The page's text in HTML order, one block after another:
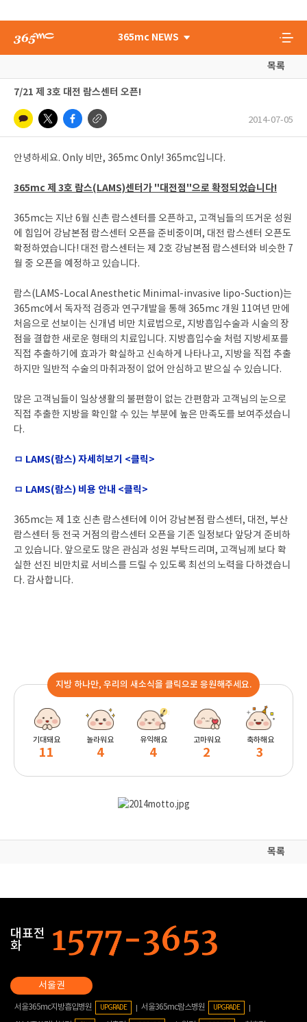
365mc NEWS
목록
7/21 제 3호 대전 람스센터 오픈!
2014-07-05
안녕하세요. Only 비만, 365mc Only! 365mc입니다.
365mc 제 3호 람스(LAMS)센터가 "대전점"으로 확정되었습니다!
365mc는 지난 6월 신촌 람스센터를 오픈하고, 고객님들의 뜨거운 성원
에 힘입어 강남본점 람스센터 오픈을 준비중이며, 대전 람스센터 오픈도
확정하였습니다! 대전 람스센터는 제 2호 강남본점 람스센터와 비슷한 7
월 중 오픈을 예정하고 있습니다.
람스(LAMS-Local Anesthetic Minimal-invasive lipo-Suction)는
365mc에서 독자적 검증과 연구개발을 통해 365mc 개원 11여년 만에
처음으로 선보이는 신개념 비만 치료법으로, 지방흡입수술과 시술의 장
점을 결합한 새로운 형태의 치료입니다. 지방흡입수술 처럼 지방세포를
직접 추출하기에 효과가 확실하고 신속하게 나타나고, 지방을 직접 추출
하지만 일반적 수술의 마취과정이 없어 안심하고 받으실 수 있습니다.
많은 고객님들이 일상생활의 불편함이 없는 간편함과 고객님의 눈으로
직접 추출한 지방을 확인할 수 있는 부분에 높은 만족도를 보여주셨습니
다.
ㅁ LAMS(람스) 자세히보기 <클릭>
ㅁ LAMS(람스) 비용 안내 <클릭>
365mc는 제 1호 신촌 람스센터에 이어 강남본점 람스센터, 대전, 부산
람스센터 등 전국 거점의 람스센터 오픈을 기존 일정보다 앞당겨 준비하
고 있습니다. 앞으로도 많은 관심과 성원 부탁드리며, 고객님께 보다 확
실한 선진 비만치료 서비스를 드릴 수 있도록 최선의 노력을 다하겠습니
다. 감사합니다.
지방 하나만, 우리의 새소식을 클릭으로 응원해주세요.
기대돼요
11
놀라워요
4
유익해요
4
고마워요
2
축하해요
3
목록
대표전
화
서울365mc지방흡입병원 UPGRADE 서울365mc람스병원 UPGRADE